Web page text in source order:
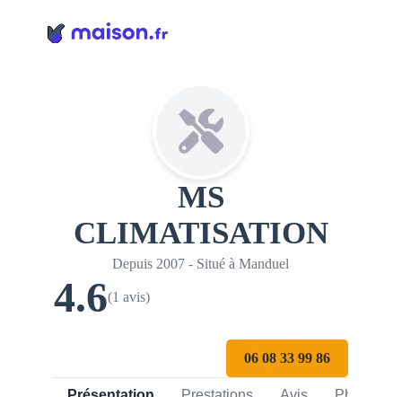
MS
CLIMATISATION
Depuis 2007 - Situé à Manduel
4.6(1 avis)
06 08 33 99 86